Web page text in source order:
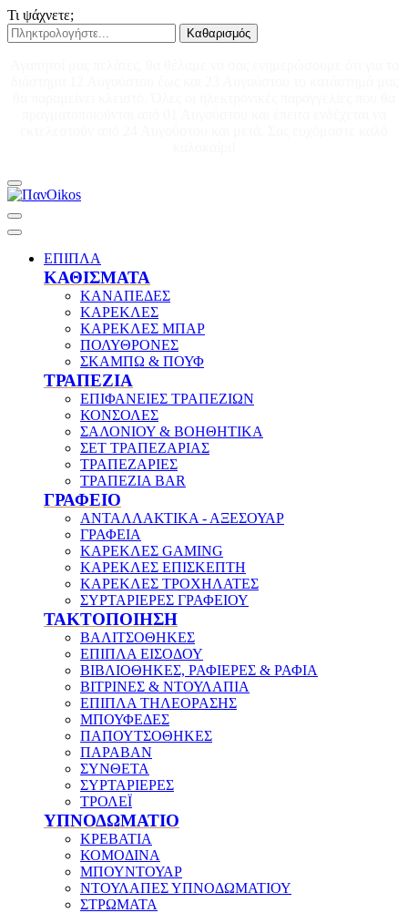
Τι ψάχνετε;
Καθαρισμός
ΕΠΙΠΛΑ
ΚΑΘΙΣΜΑΤΑ
ΚΑΝΑΠΕΔΕΣ
ΚΑΡΕΚΛΕΣ
ΚΑΡΕΚΛΕΣ ΜΠΑΡ
ΠΟΛΥΘΡΟΝΕΣ
ΣΚΑΜΠΩ & ΠΟΥΦ
ΤΡΑΠΕΖΙΑ
ΕΠΙΦΑΝΕΙΕΣ ΤΡΑΠΕΖΙΩΝ
ΚΟΝΣΟΛΕΣ
ΣΑΛΟΝΙΟΥ & ΒΟΗΘΗΤΙΚΑ
ΣΕΤ ΤΡΑΠΕΖΑΡΙΑΣ
ΤΡΑΠΕΖΑΡΙΕΣ
ΤΡΑΠΕΖΙΑ BAR
ΓΡΑΦΕΙΟ
ΑΝΤΑΛΛΑΚΤΙΚΑ - ΑΞΕΣΟΥΑΡ
ΓΡΑΦΕΙΑ
ΚΑΡΕΚΛΕΣ GAMING
ΚΑΡΕΚΛΕΣ ΕΠΙΣΚΕΠΤΗ
ΚΑΡΕΚΛΕΣ ΤΡΟΧΗΛΑΤΕΣ
ΣΥΡΤΑΡΙΕΡΕΣ ΓΡΑΦΕΙΟΥ
ΤΑΚΤΟΠΟΙΗΣΗ
ΒΑΛΙΤΣΟΘΗΚΕΣ
ΕΠΙΠΛΑ ΕΙΣΟΔΟΥ
ΒΙΒΛΙΟΘΗΚΕΣ, ΡΑΦΙΕΡΕΣ & ΡΑΦΙΑ
ΒΙΤΡΙΝΕΣ & ΝΤΟΥΛΑΠΙΑ
ΕΠΙΠΛΑ ΤΗΛΕΟΡΑΣΗΣ
ΜΠΟΥΦΕΔΕΣ
ΠΑΠΟΥΤΣΟΘΗΚΕΣ
ΠΑΡΑΒΑΝ
ΣΥΝΘΕΤΑ
ΣΥΡΤΑΡΙΕΡΕΣ
ΤΡΟΛΕΪ
ΥΠΝΟΔΩΜΑΤΙΟ
ΚΡΕΒΑΤΙΑ
ΚΟΜΟΔΙΝΑ
ΜΠΟΥΝΤΟΥΑΡ
ΝΤΟΥΛΑΠΕΣ ΥΠΝΟΔΩΜΑΤΙΟΥ
ΣΤΡΩΜΑΤΑ